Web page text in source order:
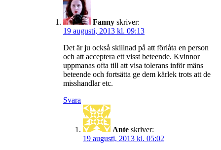
Fanny skriver:
19 augusti, 2013 kl. 09:13
Det är ju också skillnad på att förlåta en person
och att acceptera ett visst beteende. Kvinnor
uppmanas ofta till att visa tolerans inför mäns
beteende och fortsätta ge dem kärlek trots att de
misshandlar etc.
Svara
Ante skriver:
19 augusti, 2013 kl. 05:02